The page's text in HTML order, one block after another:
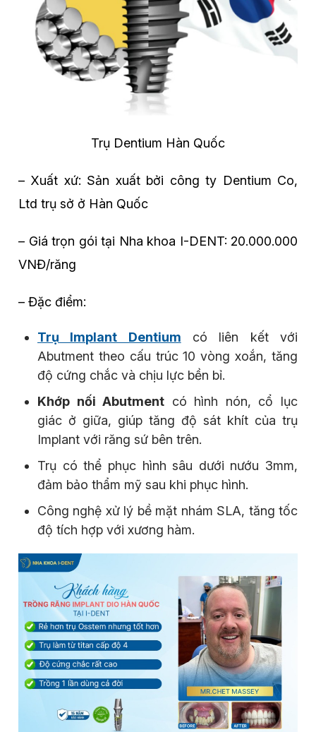
Trụ Dentium Hàn Quốc
– Xuất xứ: Sản xuất bởi công ty Dentium Co,
Ltd trụ sở ở Hàn Quốc
– Giá trọn gói tại Nha khoa I-DENT: 20.000.000
VNĐ/răng
– Đặc điểm:
Trụ Implant Dentium có liên kết với
Abutment theo cấu trúc 10 vòng xoắn, tăng
độ cứng chắc và chịu lực bền bỉ.
Khớp nối Abutment có hình nón, cổ lục
giác ở giữa, giúp tăng độ sát khít của trụ
Implant với răng sứ bên trên.
Trụ có thể phục hình sâu dưới nướu 3mm,
đảm bảo thẩm mỹ sau khi phục hình.
Công nghệ xử lý bề mặt nhám SLA, tăng tốc
độ tích hợp với xương hàm.